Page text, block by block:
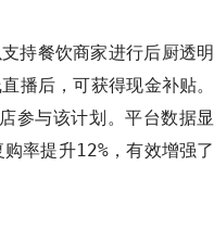
持餐饮商家进行后厨透明
播后，可获得现金补贴。
参与该计划。平台数据显
率提升12%，有效增强了